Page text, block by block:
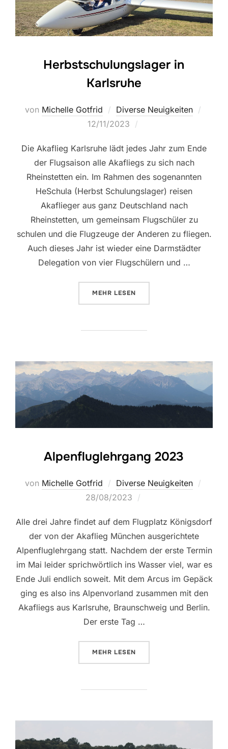
Herbstschulungslager in
Karlsruhe
von Michelle Gotfrid Diverse Neuigkeiten
12/11/2023
Die Akaflieg Karlsruhe lädt jedes Jahr zum Ende
der Flugsaison alle Akafliegs zu sich nach
Rheinstetten ein. Im Rahmen des sogenannten
HeSchula (Herbst Schulungslager) reisen
Akaflieger aus ganz Deutschland nach
Rheinstetten, um gemeinsam Flugschüler zu
schulen und die Flugzeuge der Anderen zu fliegen.
Auch dieses Jahr ist wieder eine Darmstädter
Delegation von vier Flugschülern und …
MEHR ÜBER
LESEN
Alpenfluglehrgang 2023
von Michelle Gotfrid Diverse Neuigkeiten
28/08/2023
Alle drei Jahre findet auf dem Flugplatz Königsdorf
der von der Akaflieg München ausgerichtete
Alpenfluglehrgang statt. Nachdem der erste Termin
im Mai leider sprichwörtlich ins Wasser viel, war es
Ende Juli endlich soweit. Mit dem Arcus im Gepäck
ging es also ins Alpenvorland zusammen mit den
Akafliegs aus Karlsruhe, Braunschweig und Berlin.
Der erste Tag …
MEHR ÜBER „ALPENFLUGLEHRGANG
LESEN